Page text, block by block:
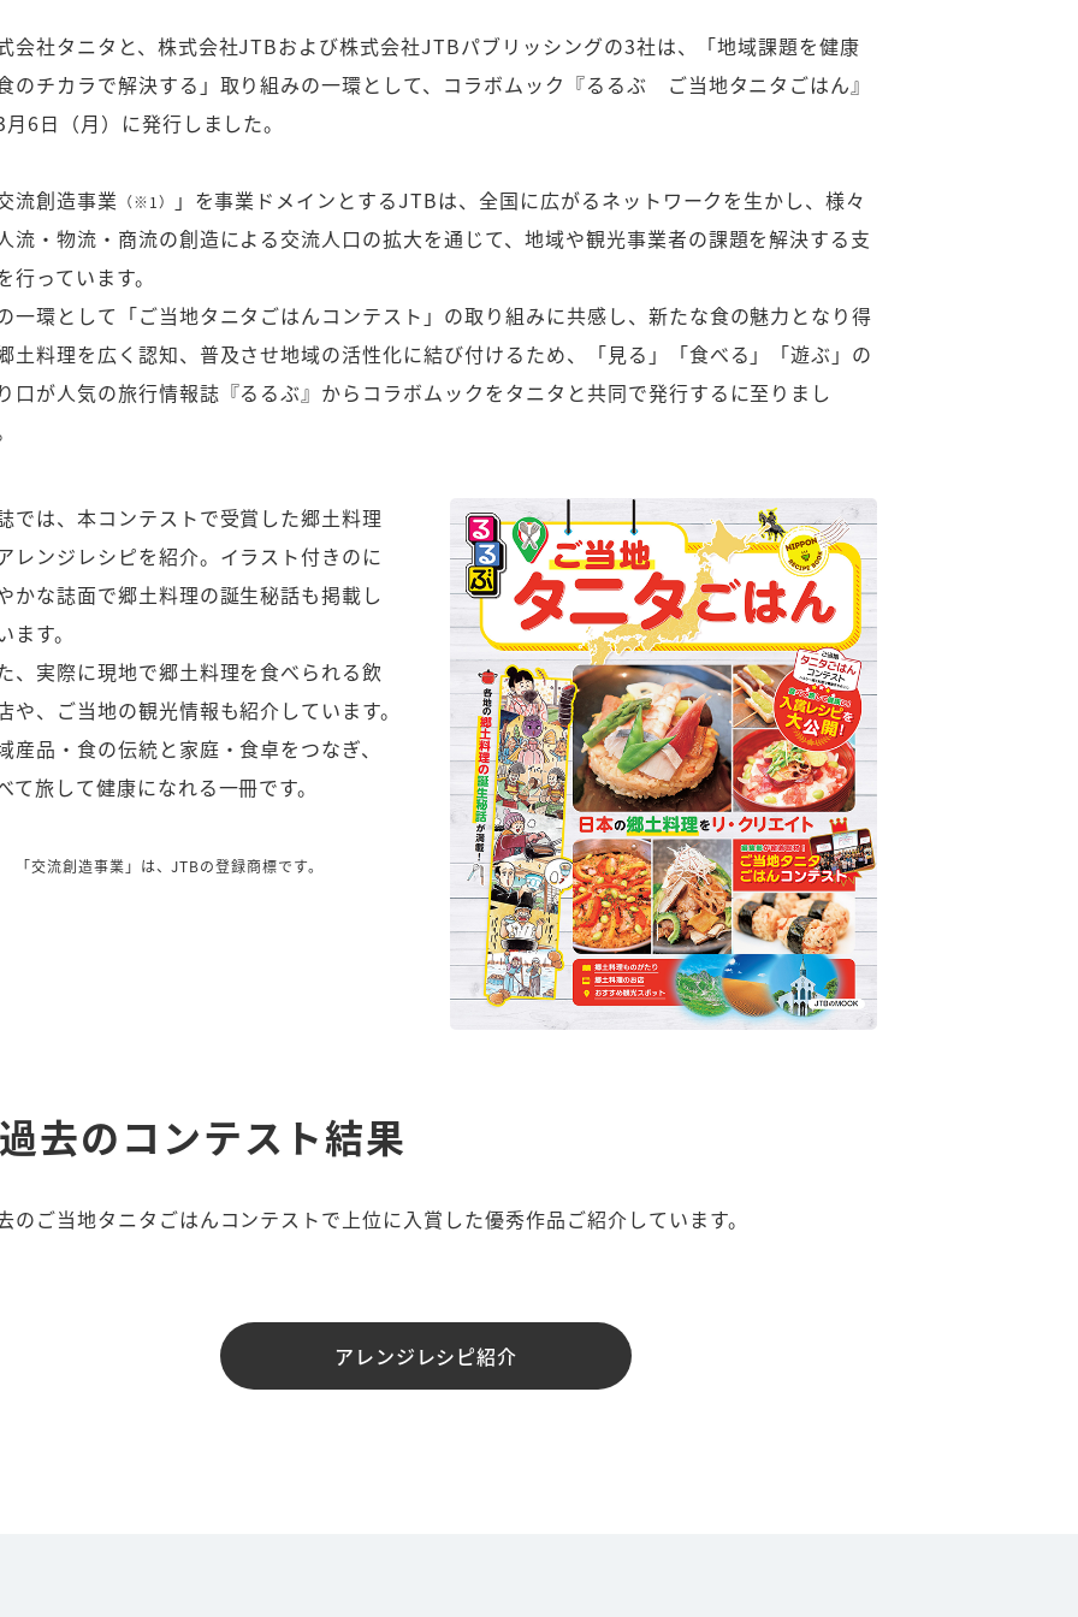
会社タニタと、株式会社JTBおよび株式会社JTBパブリッシングの3社は、「地域課題を健康
のチカラで解決する」取り組みの一環として、コラボムック『るるぶ ご当地タニタごはん』
6日（月）に発行しました。
流創造事業 （※1）
」を事業ドメインとするJTBは、全国に広がるネットワークを生かし、様々
流・物流・商流の創造による交流人口の拡大を通じて、地域や観光事業者の課題を解決する支
行っています。
一環として「ご当地タニタごはんコンテスト」の取り組みに共感し、新たな食の魅力となり得
土料理を広く認知、普及させ地域の活性化に結び付けるため、「見る」「食べる」「遊ぶ」の
口が人気の旅行情報誌『るるぶ』からコラボムックをタニタと共同で発行するに至りまし
では、本コンテストで受賞した郷土料理
レンジレシピを紹介。イラスト付きのに
かな誌面で郷土料理の誕生秘話も掲載し
ます。
、実際に現地で郷土料理を食べられる飲
や、ご当地の観光情報も紹介しています。
産品・食の伝統と家庭・食卓をつなぎ、
て旅して健康になれる一冊です。
交流創造事業」は、JTBの登録商標です。
過去のコンテスト結果
のご当地タニタごはんコンテストで上位に入賞した優秀作品ご紹介しています。
アレンジレシピ紹介